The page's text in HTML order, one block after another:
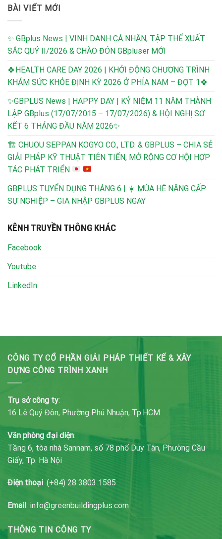
BÀI VIẾT MỚI
✨ GBplus News | VINH DANH CÁ NHÂN, TẬP THỂ XUẤT
SẮC QUÝ II/2026 & CHÀO ĐÓN GBpluser MỚI
🍀HEALTH CARE DAY 2026 | KHỞI ĐỘNG CHƯƠNG TRÌNH
KHÁM SỨC KHỎE ĐỊNH KỲ 2026 Ở PHÍA NAM – ĐỢT 1🍀
✨GBPLUS News | HAPPY DAY | KỶ NIỆM 11 NĂM THÀNH
LẬP GBplus (17/07/2015 – 17/07/2026) & HỘI NGHỊ SƠ
KẾT 6 THÁNG ĐẦU NĂM 2026✨
🏗️ CHUOU SEPPAN KOGYO CO., LTD. & GBPLUS – CHIA SẺ
GIẢI PHÁP KỸ THUẬT TIÊN TIẾN, MỞ RỘNG CƠ HỘI HỢP
TÁC PHÁT TRIỂN
GBPLUS TUYỂN DỤNG THÁNG 6 | ☀️ MÙA HÈ NÂNG CẤP
SỰ NGHIỆP – GIA NHẬP GBPLUS NGAY
KÊNH TRUYỀN THÔNG KHÁC
Facebook
Youtube
LinkedIn
CÔNG TY CỔ PHẦN GIẢI PHÁP THIẾT KẾ & XÂY
DỰNG CÔNG TRÌNH XANH
Trụ sở công ty:
16 Lê Quý Đôn, Phường Phú Nhuận, Tp.HCM
Văn phòng đại diện:
Tầng 6, tòa nhà Sannam, số 78 phố Duy Tân, Phường Cầu
Giấy, Tp. Hà Nội
Điện thoại: (+84) 28 3803 1585
Email: info@greenbuildingplus.com
THÔNG TIN CÔNG TY